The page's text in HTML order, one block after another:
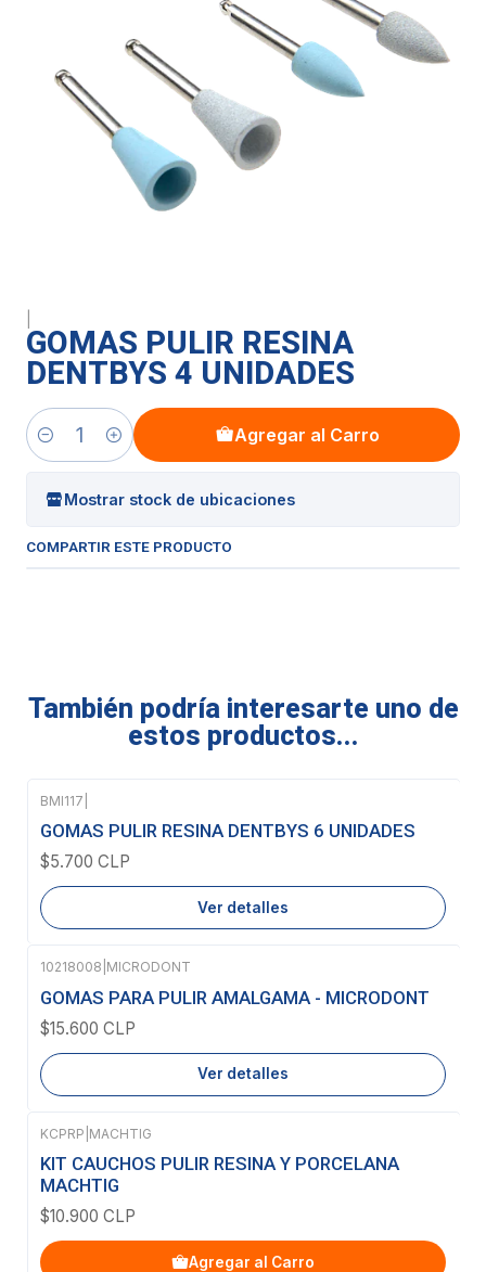
GOMAS PULIR RESINA
DENTBYS 4 UNIDADES
Cantidad
Agregar al Carro
Mostrar stock de ubicaciones
COMPARTIR ESTE PRODUCTO
También podría interesarte uno de
estos productos...
Agotado
BMI117
GOMAS PULIR RESINA DENTBYS 6 UNIDADES
$5.700 CLP
Ver detalles
Agotado
10218008 MICRODONT
GOMAS PARA PULIR AMALGAMA - MICRODONT
$15.600 CLP
Ver detalles
KCPRP MACHTIG
KIT CAUCHOS PULIR RESINA Y PORCELANA
MACHTIG
$10.900 CLP
Agregar al Carro